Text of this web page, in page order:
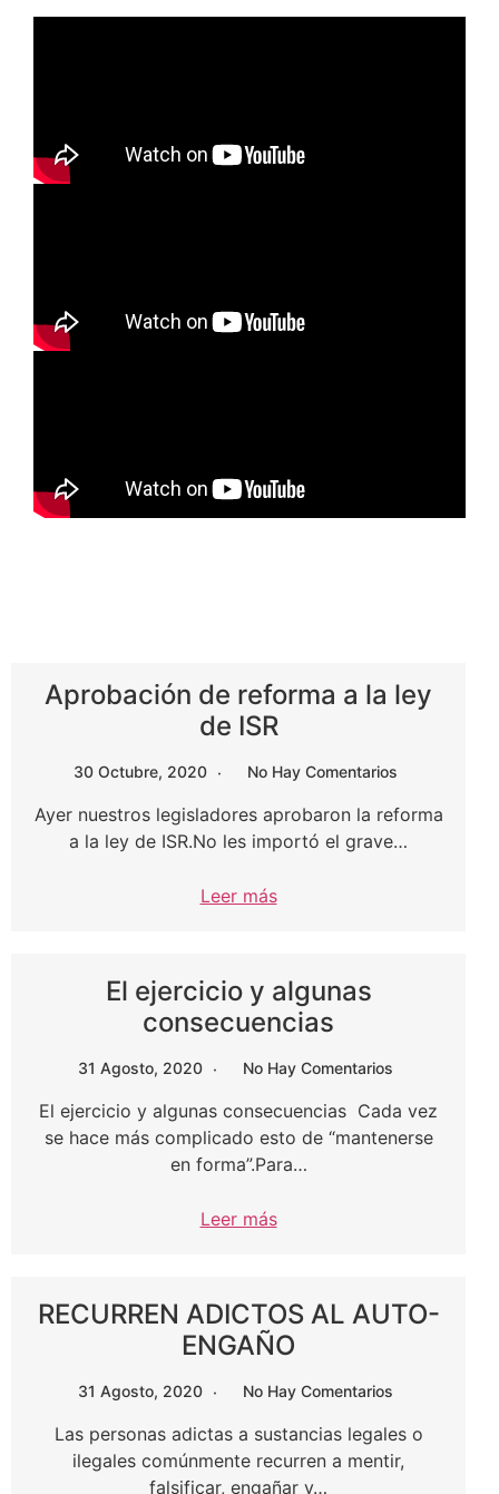
Aprobación de reforma a la ley
de ISR
30 Octubre, 2020 No Hay Comentarios
Ayer nuestros legisladores aprobaron la reforma
a la ley de ISR.No les importó el grave…
Leer más
El ejercicio y algunas
consecuencias
31 Agosto, 2020 No Hay Comentarios
El ejercicio y algunas consecuencias Cada vez
se hace más complicado esto de “mantenerse
en forma”.Para…
Leer más
RECURREN ADICTOS AL AUTO-
ENGAÑO
31 Agosto, 2020 No Hay Comentarios
Las personas adictas a sustancias legales o
ilegales comúnmente recurren a mentir,
falsificar, engañar y…